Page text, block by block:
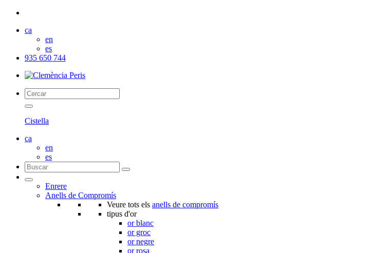
ca
en
es
935 650 744
Cistella
ca
en
es
Enrere
Anells de Compromís
Veure tots els anells de compromís
tipus d'or
or blanc
or groc
or negre
or rosa